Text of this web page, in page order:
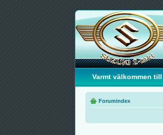
Varmt välkommen
Forumindex